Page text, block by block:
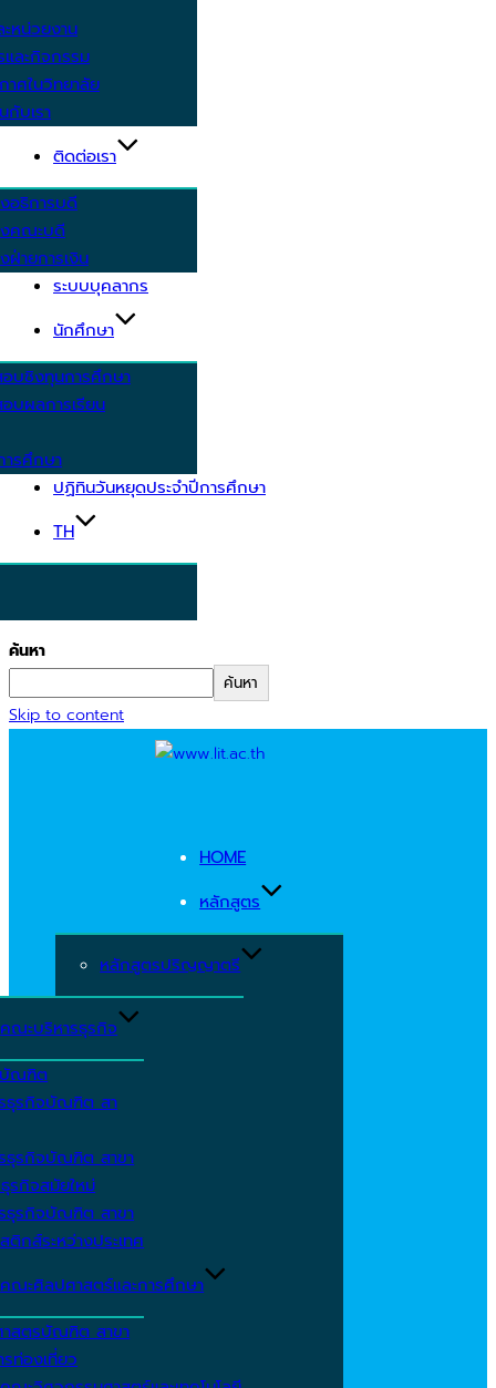
หน่วยงาน
และกิจกรรม
าศในวิทยาลัย
กับเรา
ติดต่อเรา
อธิการบดี
คณะบดี
ฝ่ายการเงิน
ระบบบุคลากร
นักศึกษา
บชิงทุนการศึกษา
บผลการเรียน
รศึกษา
ปฏิทินวันหยุดประจำปีการศึกษา
TH
ค้นหา
ค้นหา
Skip to content
HOME
หลักสูตร
หลักสูตรปริญญาตรี
คณะบริหารธุรกิจ
ณฑิต
ธุรกิจบัณฑิต สา
ธุรกิจบัณฑิต สาขา
รกิจสมัยใหม่
ธุรกิจบัณฑิต สาขา
ติกส์ระหว่างประเทศ
คณะศิลปศาสตร์และการศึกษา
สตรบัณฑิต สาขา
ท่องเที่ยว